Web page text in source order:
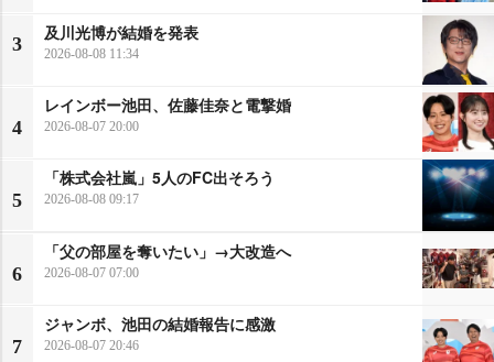
3
及川光博が結婚を発表
2026-08-08 11:34
4
レインボー池田、佐藤佳奈と電撃婚
2026-08-07 20:00
5
「株式会社嵐」5人のFC出そろう
2026-08-08 09:17
6
「父の部屋を奪いたい」→大改造へ
2026-08-07 07:00
7
ジャンボ、池田の結婚報告に感激
2026-08-07 20:46